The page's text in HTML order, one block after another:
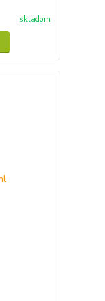
skladom